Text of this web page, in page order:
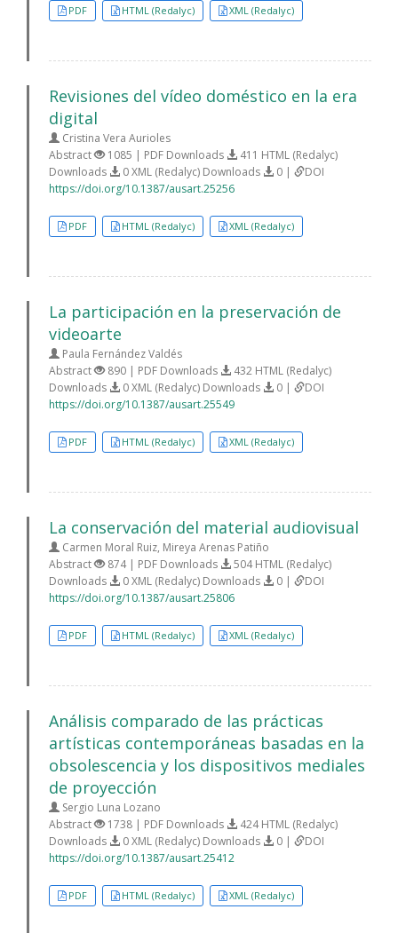
PDF HTML (Redalyc) XML (Redalyc)
Revisiones del vídeo doméstico en la era
digital
Cristina Vera Aurioles
Abstract
1085 | PDF Downloads
411 HTML (Redalyc)
Downloads
0 XML (Redalyc) Downloads 0 |
DOI
https://doi.org/10.1387/ausart.25256
PDF HTML (Redalyc) XML (Redalyc)
La participación en la preservación de
videoarte
Paula Fernández Valdés
Abstract
890 | PDF Downloads
432 HTML (Redalyc)
Downloads
0 XML (Redalyc) Downloads 0 |
DOI
https://doi.org/10.1387/ausart.25549
PDF HTML (Redalyc) XML (Redalyc)
La conservación del material audiovisual
Carmen Moral Ruiz, Mireya Arenas Patiño
Abstract
874 | PDF Downloads
504 HTML (Redalyc)
Downloads
0 XML (Redalyc) Downloads 0 |
DOI
https://doi.org/10.1387/ausart.25806
PDF HTML (Redalyc) XML (Redalyc)
Análisis comparado de las prácticas
artísticas contemporáneas basadas en la
obsolescencia y los dispositivos mediales
de proyección
Sergio Luna Lozano
Abstract
1738 | PDF Downloads
424 HTML (Redalyc)
Downloads
0 XML (Redalyc) Downloads 0 |
DOI
https://doi.org/10.1387/ausart.25412
PDF HTML (Redalyc) XML (Redalyc)